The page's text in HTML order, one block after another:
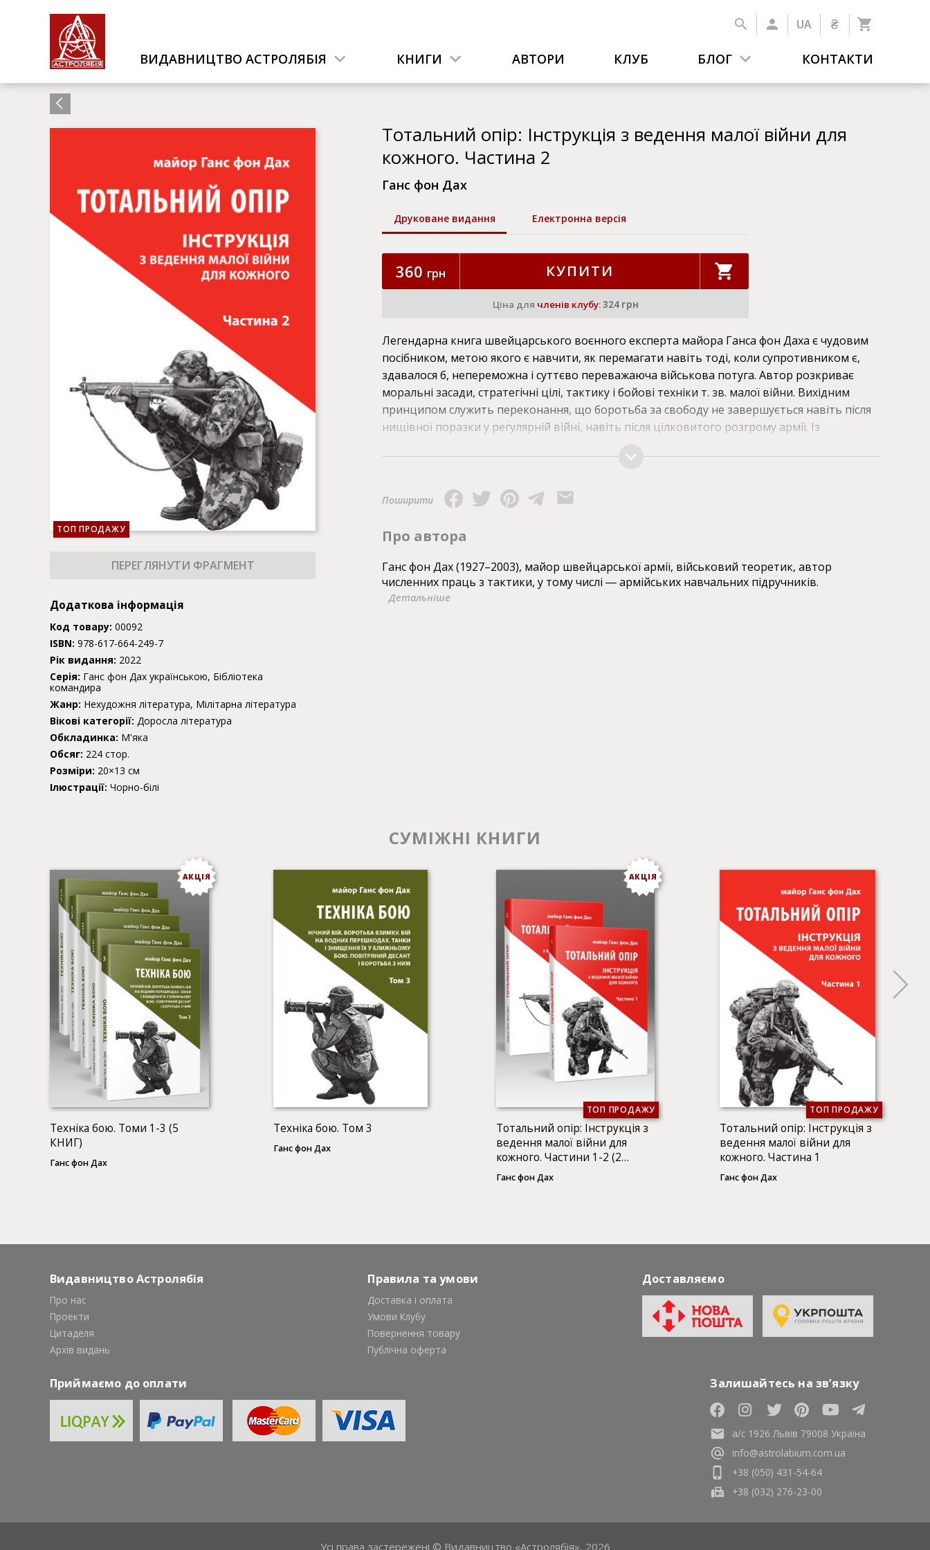
UA ₴
ВИДАВНИЦТВО АСТРОЛЯБІЯ КНИГИ АВТОРИ КЛУБ БЛОГ КОНТАКТИ
ТОП ПРОДАЖУ
Додаткова інформація
Код товару: 00092
ISBN: 978-617-664-249-7
Рік видання: 2022
Серія: Ганс фон Дах українською, Бібліотека
командира
Жанр: Нехудожня література, Мілітарна література
Вікові категорії: Доросла література
Обкладинка: М'яка
Обсяг: 224 стор.
Розміри: 20×13 см
Ілюстрації: Чорно-білі
Тотальний опір: Інструкція з ведення малої війни для
кожного. Частина 2
Ганс фон Дах
Друковане видання
360 грн КУПИТИ
Ціна для членів клубу:324 грн
Електронна версія
Легендарна книга швейцарського воєнного експерта майора Ганса фон Даха є чудовим
посібником, метою якого є навчити, як перемагати навіть тоді, коли супротивником є,
здавалося б, непереможна і суттєво переважаюча військова потуга. Автор розкриває
моральні засади, стратегічні цілі, тактику і бойові техніки т. зв. малої війни. Вихідним
принципом служить переконання, що боротьба за свободу не завершується навіть після
нищівної поразки у регулярній війні, навіть після цілковитого розгрому армії. Із
формацій малої війни, забезпечення їх зброєю, боєприпасами, харчами, здійснення
проілюстрована численними рисунками автора, які, зображаючи зразки бойових акцій та
Поширити
Про автора
Ганс фон Дах (1927–2003), майор швейцарської армії, військовий теоретик, автор
численних праць з тактики, у тому числі ― армійських навчальних підручників.
Детальніше
СУМІЖНІ КНИГИ
АКЦІЯ
Техніка бою. Томи 1-3 (5
КНИГ)
Ганс фон Дах
Техніка бою. Том 3
Ганс фон Дах
АКЦІЯ
ТОП ПРОДАЖУ
Тотальний опір: Інструкція з
ведення малої війни для
кожного. Частини 1-2 (2
КНИГИ)
Ганс фон Дах
ТОП ПРОДАЖУ
Тотальний опір: Інструкція з
ведення малої війни для
кожного. Частина 1
Ганс фон Дах
Видавництво Астролябія
Про нас
Проекти
Цитаделя
Архів видань
Правила та умови
Доставка і оплата
Умови Клубу
Повернення товару
Публічна оферта
Доставляємо
Приймаємо до оплати Залишайтесь на зв’язку
а/с 1926 Львів 79008 Україна
info@astrolabium.com.ua
+38 (050) 431-54-64
+38 (032) 276-23-00
Усі права застережені © Видавництво «Астролябія», 2026